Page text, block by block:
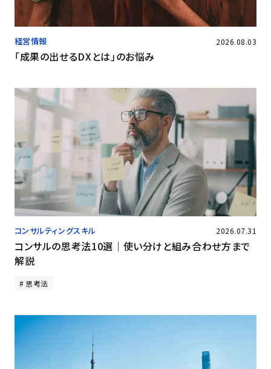
経営情報 2026.08.03
「成果の出せるDXとは」のお悩み
コンサルティングスキル 2026.07.31
コンサルの思考法10選｜使い分けと組み合わせ方まで
解説
思考法